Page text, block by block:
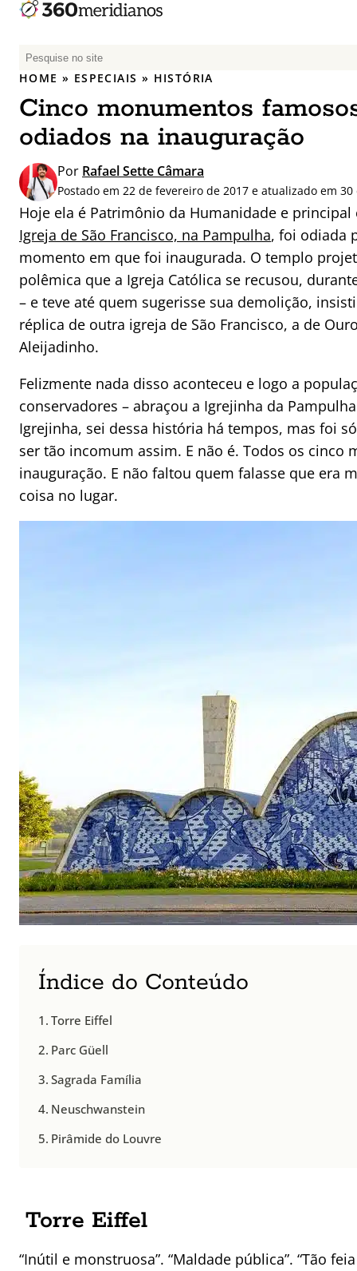
P
e
q
u
i
s
a
r
p
o
r
:
HOME » ESPECIAIS » HISTÓRIA
Cinco monumentos
odiados na inauguração
Por Rafael Sette Câmara
Postado em 22 de fevereiro de 2017 e atualizado em
Hoje ela é Patrimônio da Humanidade e
Igreja de São Francisco, na Pampulha, foi odiada
momento em que foi inaugurada. O templo
polêmica que a Igreja Católica se recusou,
– e teve até quem sugerisse sua demolição,
réplica de outra igreja de São Francisco, a de
Aleijadinho.
Felizmente nada disso aconteceu e logo a
conservadores – abraçou a Igrejinha da
Igrejinha, sei dessa história há tempos, mas foi
ser tão incomum assim. E não é. Todos os
inauguração. E não faltou quem falasse que era
coisa no lugar.
Índice do Conteúdo
Torre Eiffel
Parc Güell
Sagrada Família
Neuschwanstein
Pirâmide do Louvre
Torre Eiffel
“Inútil e monstruosa”. “Maldade pública”. “Tão